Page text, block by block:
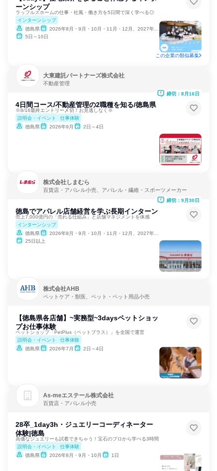
ーンシップ
ラッフルズホームの仕事・社風・働き方を5日間で深く学べる◎
インターンシップ
徳島県
2026年8月・9月・10月・11月・12月、2027年1月・2月
5日～10日
この企業の類似募集
大東建託パートナーズ株式会社
不動産管理
4日間コース/不動産管理の2職種を知る/徳島県
※8/16最終エントリー〆切！お見逃しなく※
説明会・イベント
仕事体験
徳島県
2026年9月 2日～4日
締切：8月16日
株式会社しまむら
百貨店・アパレル小売、アパレル・繊維・スポーツメーカー
徳島でアパレル店舗経営を学ぶ長期インターン
売上7,000億円の「売れる仕組み」と店舗マネジメントを体感
インターンシップ
徳島県
2026年8月・9月・10月・11月・12月、2027年1月
25日以上
締切：9月30日
株式会社AHB
ペットケア・獣医、ペット・ペット用品小売
【徳島県各店舗】~実務型~3daysペットショッ
プお仕事体験
ペットショップ「PetPlus（ペットプラス）」を全国で運営
説明会・イベント
仕事体験
徳島県
2026年7月 2日～4日
As‐meエステール株式会社
百貨店・アパレル小売
28卒_1day3h・ジュエリーコーディネーター
体験|徳島
高価なジュエリーも試着できちゃう！宝石のプロから学べる3時間
説明会・イベント
仕事体験
徳島県
2026年8月・9月・10月 1日